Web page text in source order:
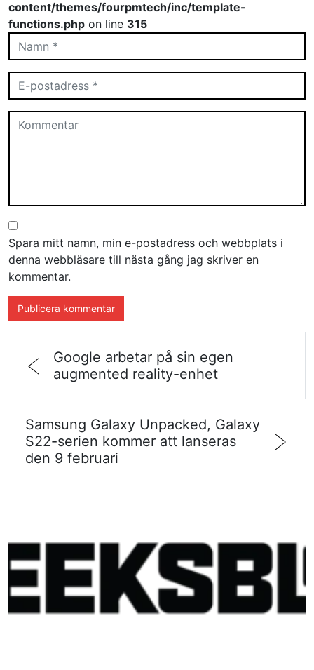
content/themes/fourpmtech/inc/template-
functions.php on line 315
Spara mitt namn, min e-postadress och webbplats i
denna webbläsare till nästa gång jag skriver en
kommentar.
Google arbetar på sin egen
augmented reality-enhet
Samsung Galaxy Unpacked, Galaxy
S22-serien kommer att lanseras
den 9 februari